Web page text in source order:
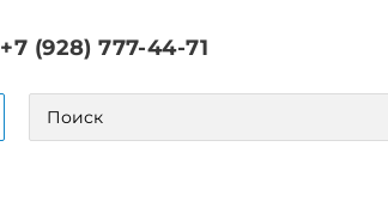
+7 (928) 777-44-71